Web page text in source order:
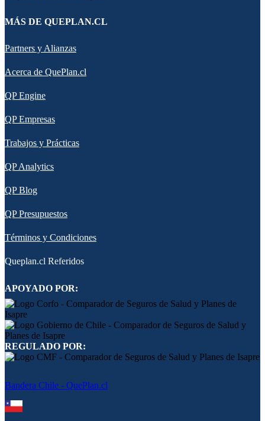
MÁS DE QUEPLAN.CL
Partners y Alianzas
Acerca de QuePlan.cl
QP Engine
QP Empresas
Trabajos y Prácticas
QP Analytics
QP Blog
QP Presupuestos
Términos y Condiciones
Queplan.cl Referidos
APOYADO POR:
REGULADO POR:
Bandera Chile - QuePlan.cl